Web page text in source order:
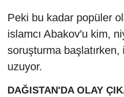
Peki bu kadar popüler
islamcı Abakov'u kim,
soruşturma
uzuyor.
DAĞISTAN'DA OLAY